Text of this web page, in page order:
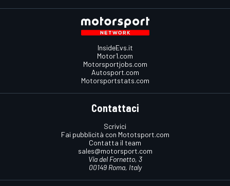
InsideEvs.it
Motor1.com
Motorsportjobs.com
Autosport.com
Motorsportstats.com
Contattaci
Scrivici
Fai pubblicità con Mototsport.com
Contatta il team
sales@motorsport.com
Via del Fornetto, 3
00149 Roma, Italy